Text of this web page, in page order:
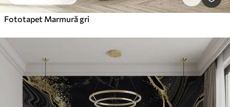
Fototapet Marmură gri